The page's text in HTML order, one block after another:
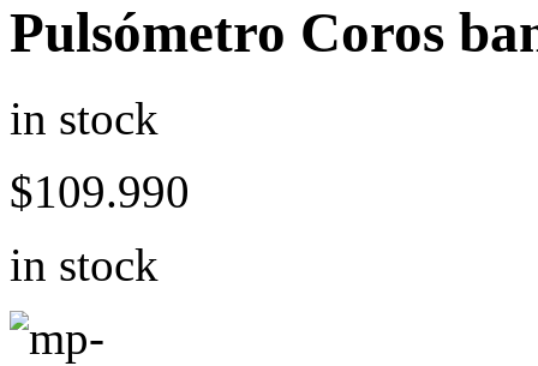
Pulsómetro Coros
in stock
$109.990
in stock